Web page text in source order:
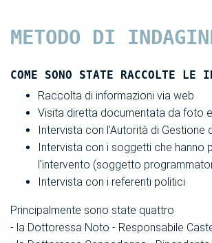
METODO DI
COME SONO STATE RACCOLTE LE
Raccolta di informazioni via web
Visita diretta documentata da foto
Intervista con l'Autorità di Gestione
Intervista con i soggetti che hanno
l'intervento (soggetto
Intervista con i referenti politici
Principalmente sono state quattro
- la Dottoressa Noto - Responsabile